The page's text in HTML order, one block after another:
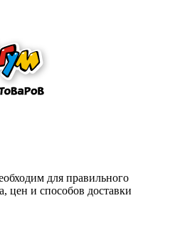
для правильного
цен и способов доставки